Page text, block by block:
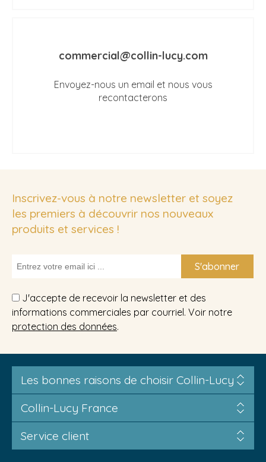
commercial@collin-lucy.com
Envoyez-nous un email et nous vous
recontacterons
Inscrivez-vous à notre newsletter et soyez
les premiers à découvrir nos nouveaux
produits et services !
S'abonner
J'accepte de recevoir la newsletter et des
informations commerciales par courriel. Voir notre
protection des données.
Les bonnes raisons de choisir Collin-Lucy
Collin-Lucy France
Service client